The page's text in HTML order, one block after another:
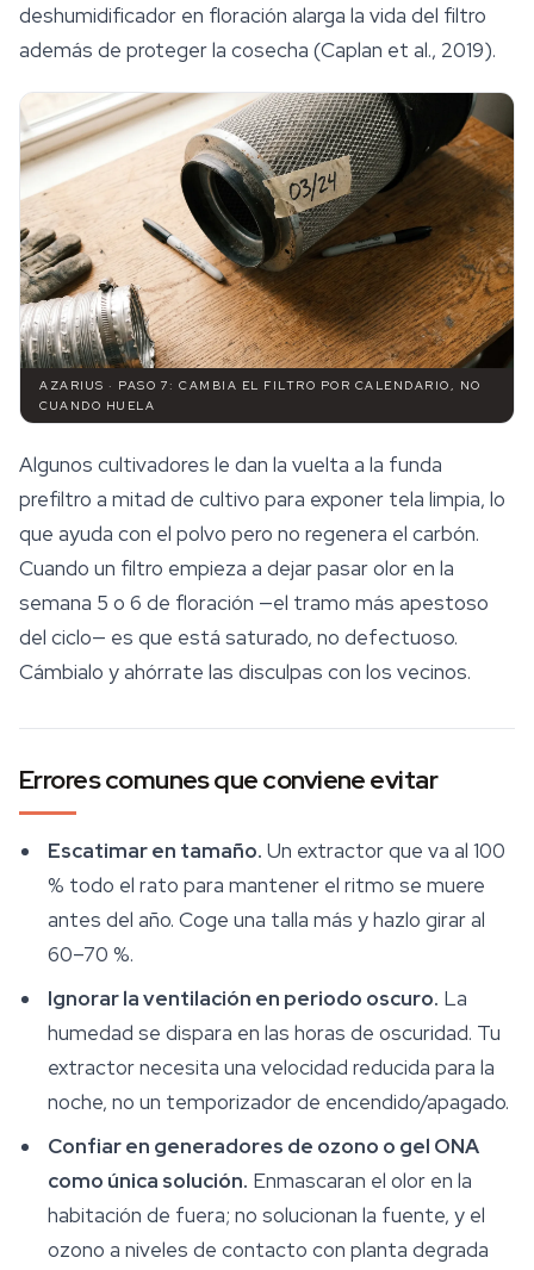
deshumidificador en floración alarga la vida del filtro
además de proteger la cosecha (Caplan et al., 2019).
AZARIUS · PASO 7: CAMBIA EL FILTRO POR CALENDARIO, NO
CUANDO HUELA
Algunos cultivadores le dan la vuelta a la funda
prefiltro a mitad de cultivo para exponer tela limpia, lo
que ayuda con el polvo pero no regenera el carbón.
Cuando un filtro empieza a dejar pasar olor en la
semana 5 o 6 de floración —el tramo más apestoso
del ciclo— es que está saturado, no defectuoso.
Cámbialo y ahórrate las disculpas con los vecinos.
Errores comunes que conviene evitar
Escatimar en tamaño. Un extractor que va al 100
% todo el rato para mantener el ritmo se muere
antes del año. Coge una talla más y hazlo girar al
60–70 %.
Ignorar la ventilación en periodo oscuro. La
humedad se dispara en las horas de oscuridad. Tu
extractor necesita una velocidad reducida para la
noche, no un temporizador de encendido/apagado.
Confiar en generadores de ozono o gel ONA
como única solución. Enmascaran el olor en la
habitación de fuera; no solucionan la fuente, y el
ozono a niveles de contacto con planta degrada